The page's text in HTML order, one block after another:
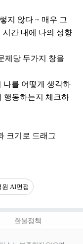
지 않다 ~ 매우 그
시간 내에 나의 성향
제당 두가지 창을
나를 어떻게 생각하
행동하는지 체크하
크기로 드래그
AI면접
환불정책